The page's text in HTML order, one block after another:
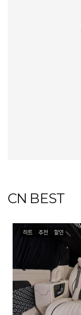
CN BEST
히트 추천 할인